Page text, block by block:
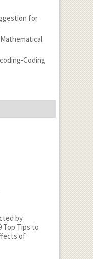
for
Mathematical
Coding
by
Top Tips to
of